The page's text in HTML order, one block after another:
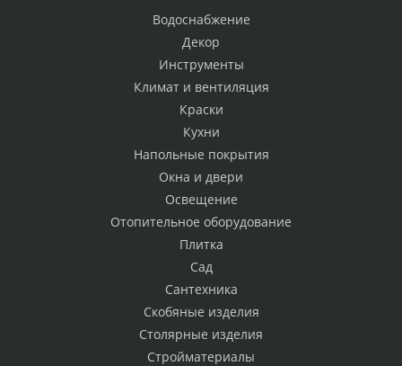
Водоснабжение
Декор
Инструменты
Климат и вентиляция
Краски
Кухни
Напольные покрытия
Окна и двери
Освещение
Отопительное оборудование
Плитка
Сад
Сантехника
Скобяные изделия
Столярные изделия
Стройматериалы